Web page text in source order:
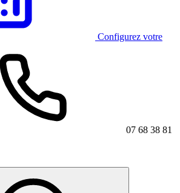
Configurez votre
07 68 38 81